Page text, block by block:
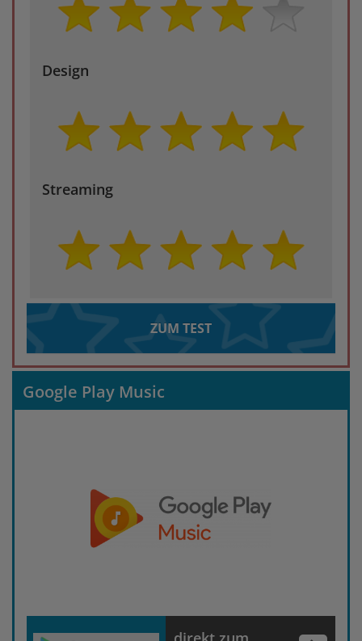
Design
Streaming
ZUM TEST
Google Play Music